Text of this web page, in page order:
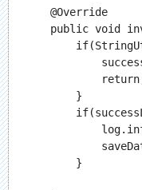
    @Override
public void
        }
        }